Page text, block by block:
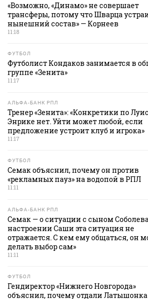
«Возможно, «Динамо» не совершает
трансферы, потому что Шварца
нынешний состав» — Корнеев
11:18
ФУТБОЛ
Футболист Кондаков занимается в
группе «Зенита»
11:17
АЛЬФА-БАНК РПЛ
Тренер «Зенита»: «Конкретики по
Энрике нет. Уйти может любой, если
предложение устроит клуб и игрока»
11:17
ФУТБОЛ
Семак объяснил, почему он против
«рекламных пауз» на водопой в РПЛ
11:11
АЛЬФА-БАНК РПЛ
Семак — о ситуации с сыном
настроении Саши эта ситуация не
отражается. С кем ему общаться, он
делать выбор сам»
11:11
ФУТБОЛ
Гендиректор «Нижнего Новгорода»
объяснил, почему отдали Латышонка